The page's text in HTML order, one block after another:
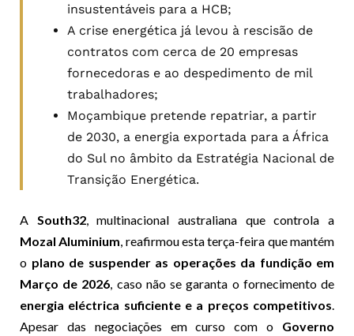
insustentáveis para a HCB;
A crise energética já levou à rescisão de
contratos com cerca de 20 empresas
fornecedoras e ao despedimento de mil
trabalhadores;
Moçambique pretende repatriar, a partir
de 2030, a energia exportada para a África
do Sul no âmbito da Estratégia Nacional de
Transição Energética.
A South32, multinacional australiana que controla a
Mozal Aluminium, reafirmou esta terça-feira que mantém
o plano de suspender as operações da fundição em
Março de 2026, caso não se garanta o fornecimento de
energia eléctrica suficiente e a preços competitivos.
Apesar das negociações em curso com o Governo